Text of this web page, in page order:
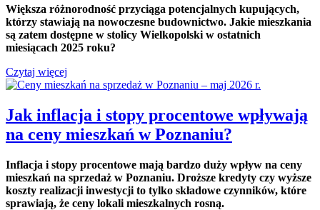
Większa różnorodność przyciąga potencjalnych kupujących,
którzy stawiają na nowoczesne budownictwo. Jakie mieszkania
są zatem dostępne w stolicy Wielkopolski w ostatnich
miesiącach 2025 roku?
Czytaj więcej
Jak inflacja i stopy procentowe wpływają
na ceny mieszkań w Poznaniu?
Inflacja i stopy procentowe mają bardzo duży wpływ na ceny
mieszkań na sprzedaż w Poznaniu. Droższe kredyty czy wyższe
koszty realizacji inwestycji to tylko składowe czynników, które
sprawiają, że ceny lokali mieszkalnych rosną.